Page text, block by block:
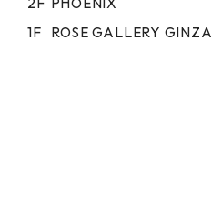
1F ROSE GALLERY GINZA